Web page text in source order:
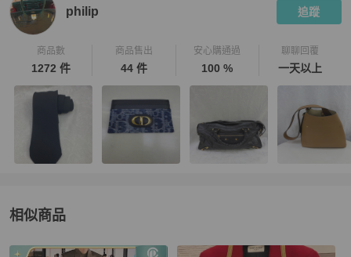
philip 追蹤
商品數
1272 件
商品售出
44 件
安心購通過
100 %
聊聊回覆
一天以上
相似商品
更多相似Saint Laurent男裝推薦精品